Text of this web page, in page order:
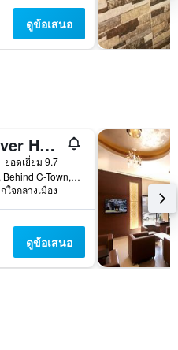
ดูข้อเสนอ
Naylover Hotel Suites
ยอดเยี่ยม 9.7
7th Circle, Behind C-Town, อัมมาน, จอร์แดน
ใจกลางเมือง
ดูข้อเสนอ